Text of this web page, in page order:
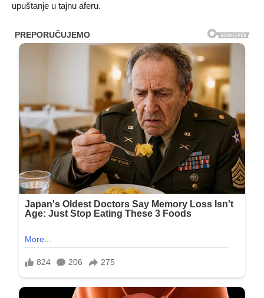
upuštanje u tajnu aferu.